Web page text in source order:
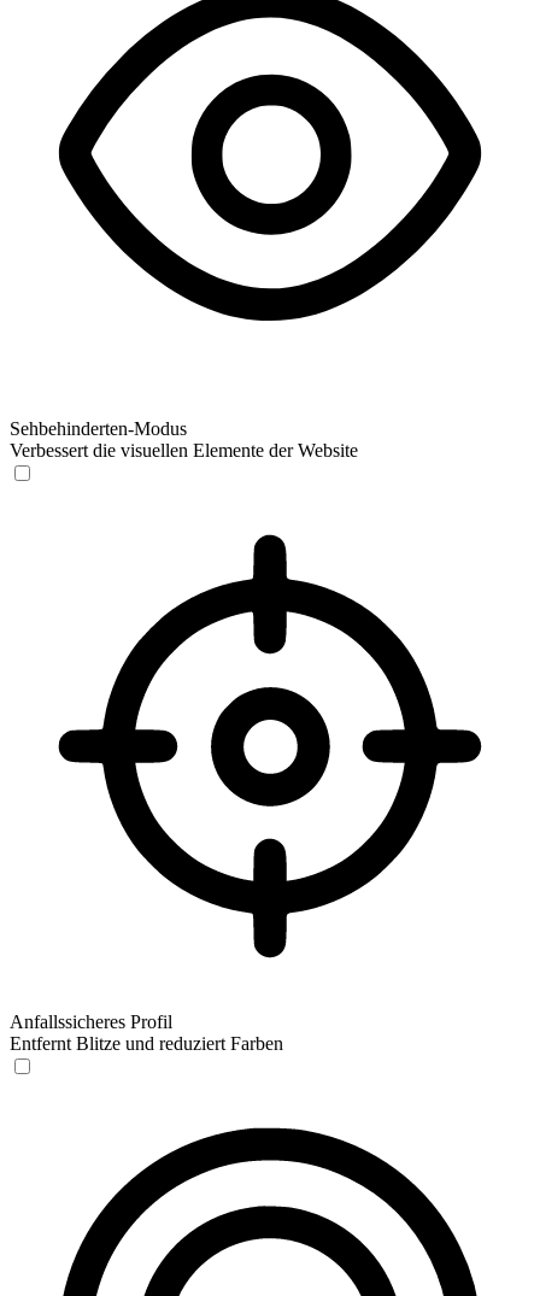
Sehbehinderten-Modus
Verbessert die visuellen Elemente der Website
Anfallssicheres Profil
Entfernt Blitze und reduziert Farben